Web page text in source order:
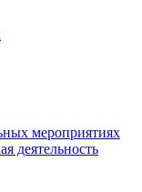
мероприятиях
деятельность